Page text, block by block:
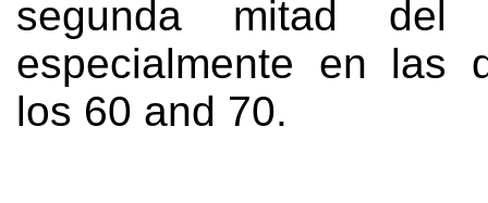
segunda mitad
especialmente en las
los 60 and 70.